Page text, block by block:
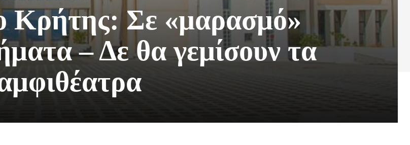
Κρήτης: Σε «μαρασμό»
– Δε θα γεμίσουν τα